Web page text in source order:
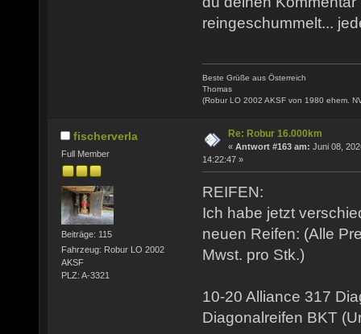
reingeschummelt...
Beste Grüße aus Österreich
Thomas
(Robur LO 2002 AKSF von 1980 ehem.
fischerverla
Full Member
Beiträge: 115
Fahrzeug: Robur LO 2002
AKSF
PLZ: A-3321
Re: Robur 16.000km
« Antwort #163 am: Juni 08,
14:22:47 »
REIFEN:
Ich habe jetzt
neuen Reifen: (Alle
Mwst. pro Stk.)
10-20 Alliance 317
Diagonalreifen BKT